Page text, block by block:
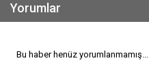
Yorumlar
Bu haber henüz yorumlanmamış...